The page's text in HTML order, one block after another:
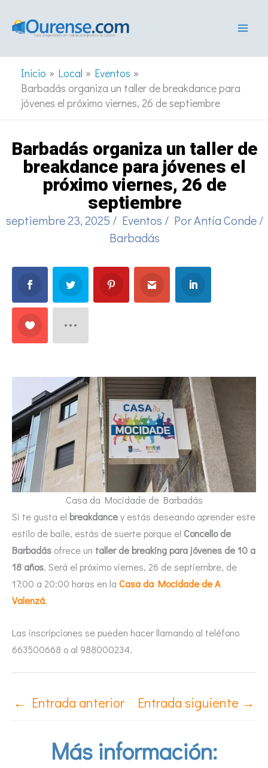
Inicio Local
Eventos
Barbadás organiza un taller de breakdance para
jóvenes el próximo viernes, 26 de septiembre
Barbadás organiza un taller de
breakdance para jóvenes el
próximo viernes, 26 de
septiembre
septiembre 23, 2025 / Eventos / PorAntía Conde/
Barbadás
Casa da Mocidade de Barbadás
Si te gusta el breakdancey estás deseando aprender este
estilo de baile, estás de suerte porque el Concello de
Barbadás ofrece un taller de breaking para jóvenes de 10 a
18 años. Será el próximo viernes, 26 de septiembre, de
17:00 a 20:00 horas en la Casa da Mocidade de A
Valenzá.
Las inscripciones se pueden hacer llamando al teléfono
663500668 o al 988000234.
← Entrada anterior Entrada siguiente →
Más información: